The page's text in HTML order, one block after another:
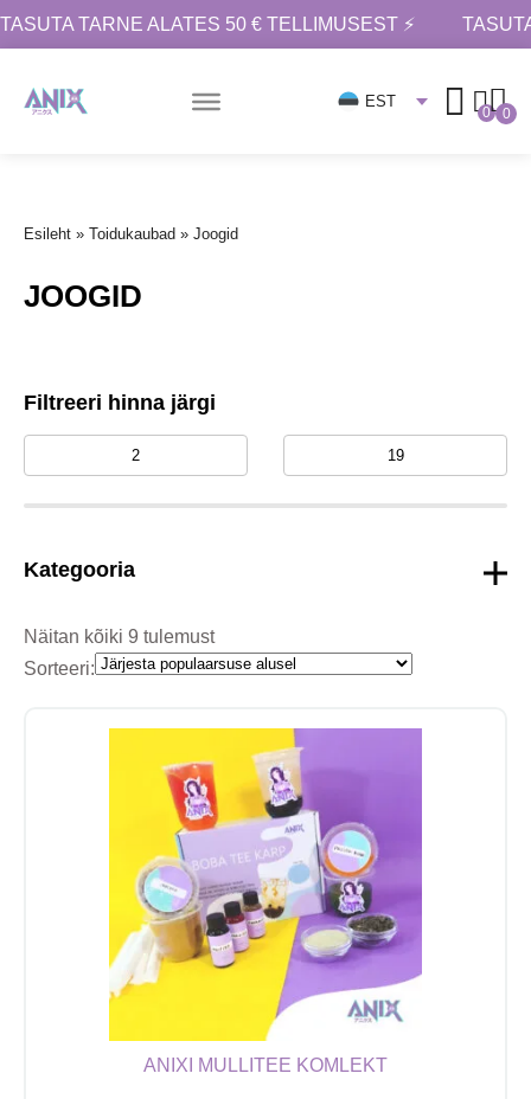
TASUTA TARNE ALATES 50 € TELLIMUSEST ⚡
EST
0 0
Esileht » Toidukaubad » Joogid
JOOGID
Filtreeri hinna järgi
Kategooria
Näitan kõiki 9 tulemust
Sorteeri:
ANIXI MULLITEE KOMLEKT